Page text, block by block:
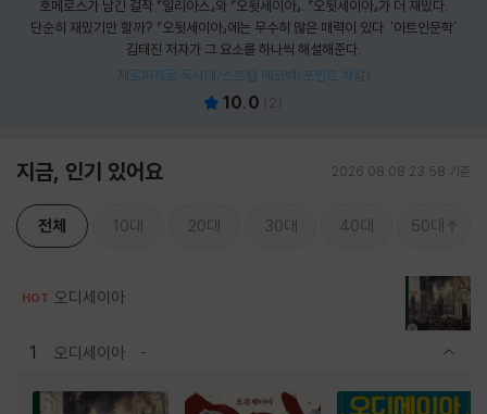
호메로스가 남긴 걸작 『일리아스』와 『오뒷세이아』. 『오뒷세이아』가 더 재밌다.
단순히 재밌기만 할까? 『오뒷세이아』에는 무수히 많은 매력이 있다. '아트인문학'
김태진 저자가 그 요소를 하나씩 해설해준다.
제로퍼제로 독서대/스트랩 에코백(포인트 차감)
10.0 ( 2)
지금, 인기 있어요 2026.08.08 23:58 기준
전체 10대 20대 30대 40대 50대
HOT 오디세이아
1 오디세이아